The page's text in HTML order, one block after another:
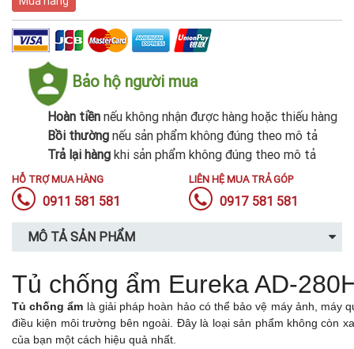
Bảo hộ người mua
Hoàn tiền nếu không nhận được hàng hoặc thiếu hàng
Bồi thường nếu sản phẩm không đúng theo mô tả
Trả lại hàng khi sản phẩm không đúng theo mô tả
HỖ TRỢ MUA HÀNG
0911 581 581
LIÊN HỆ MUA TRẢ GÓP
0917 581 581
MÔ TẢ SẢN PHẨM
Tủ chống ẩm Eureka AD-
Tủ chống ẩm là giải pháp hoàn hảo có thể bảo vệ máy ảnh, máy
điều kiện môi trường bên ngoài. Đây là loại sản phẩm không còn
của bạn một cách hiệu quả nhất.